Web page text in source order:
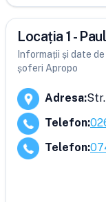
Locația 1 -
Informații și date
șoferi Apropo
Adresa:
Telefon:
Telefon: